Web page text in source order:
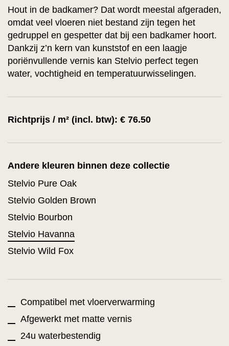
Hout in de badkamer? Dat wordt meestal afgeraden,
omdat veel vloeren niet bestand zijn tegen het
gedruppel en gespetter dat bij een badkamer hoort.
Dankzij z’n kern van kunststof en een laagje
poriënvullende vernis kan Stelvio perfect tegen
water, vochtigheid en temperatuurwisselingen.
Richtprijs / m² (incl. btw): € 76.50
Andere kleuren binnen deze collectie
Stelvio Pure Oak
Stelvio Golden Brown
Stelvio Bourbon
Stelvio Havanna
Stelvio Wild Fox
Compatibel met vloerverwarming
Afgewerkt met matte vernis
24u waterbestendig